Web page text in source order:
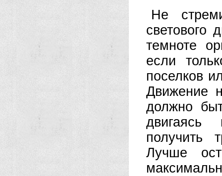
Не
светового
темноте
если
поселков
Движение
должно
двигаясь
получить
Лучше